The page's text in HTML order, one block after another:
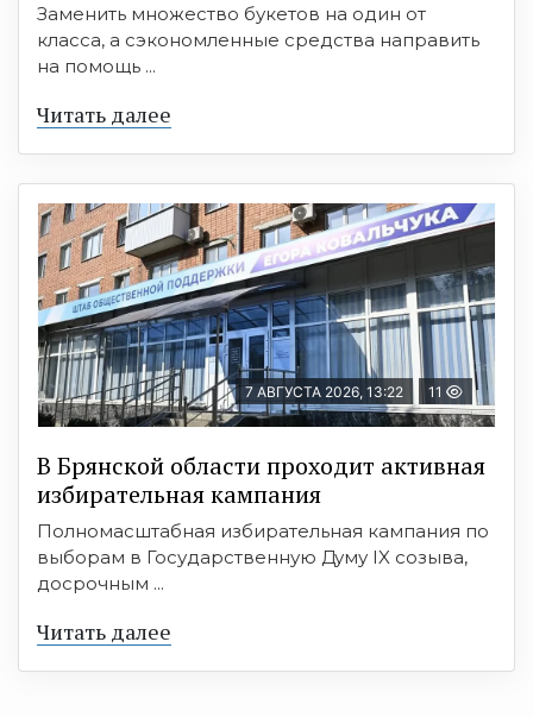
Заменить множество букетов на один от
класса, а сэкономленные средства направить
на помощь ...
Читать далее
7 АВГУСТА 2026, 13:22 11
В Брянской области проходит активная
избирательная кампания
Полномасштабная избирательная кампания по
выборам в Государственную Думу IX созыва,
досрочным ...
Читать далее